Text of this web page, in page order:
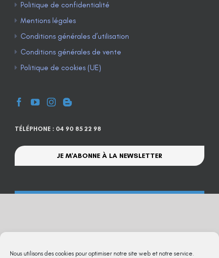
Nous utilisons des cookies pour optimiser notre site web et notre service.
Politique de confidentialité
Mentions légales
Conditions générales d’utilisation
Conditions générales de vente
Politique de cookies (UE)
TÉLÉPHONE : 04 90 85 22 98
JE M'ABONNE À LA NEWSLETTER